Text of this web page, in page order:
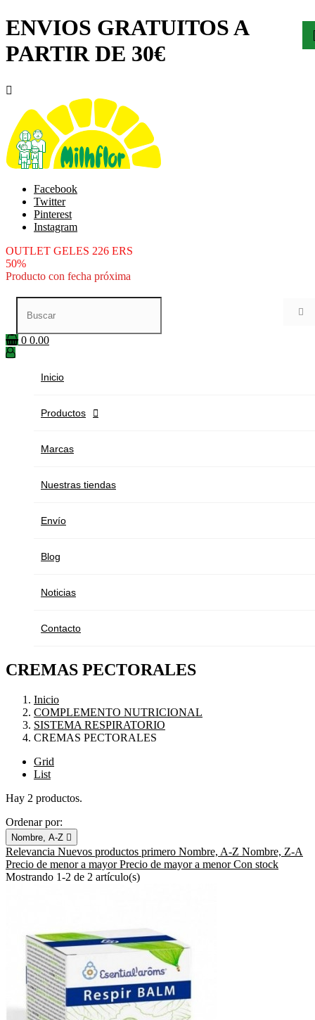
ENVIOS GRATUITOS A
PARTIR DE 30€

Facebook
Twitter
Pinterest
Instagram
OUTLET GELES 226 ERS
50%
Producto con fecha próxima

0 0.00
Inicio
Productos 
Marcas
Nuestras tiendas
Envío
Blog
Noticias
Contacto
CREMAS PECTORALES
Inicio
COMPLEMENTO NUTRICIONAL
SISTEMA RESPIRATORIO
CREMAS PECTORALES
Grid
List
Hay 2 productos.
Ordenar por:
Nombre, A-Z 
Relevancia Nuevos productos primero Nombre, A-Z Nombre, Z-A
Precio de menor a mayorPrecio de mayor a menorCon stock
Mostrando 1-2 de 2 artículo(s)